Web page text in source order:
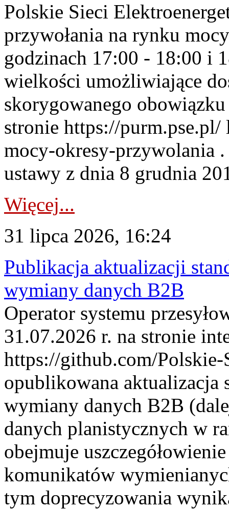
Polskie Sieci
przywołania na rynku
godzinach 17:00 - 18:00 i
wielkości umożliwiające
skorygowanego
stronie https://
mocy-okresy-przywolania
ustawy z dnia 8 grudnia
Więcej...
31 lipca 2026, 16:24
Publikacja aktualizacji
wymiany danych B2B
Operator systemu
31.07.2026 r. na stronie
https://github.com/Polskie-
opublikowana aktualizacja
wymiany danych B2B
danych planistycznych w
obejmuje
komunikatów
tym doprecyzowania